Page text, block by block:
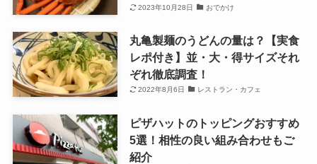
2023年10月28日 おでかけ
丸亀製麺のうどんの量は？【実食
レポ付き】並・大・得サイズそれ
ぞれ徹底調査！
2022年8月6日 レストラン・カフェ
ピザハットのトッピングおすすめ
5選！相性の良い組み合わせもご
紹介